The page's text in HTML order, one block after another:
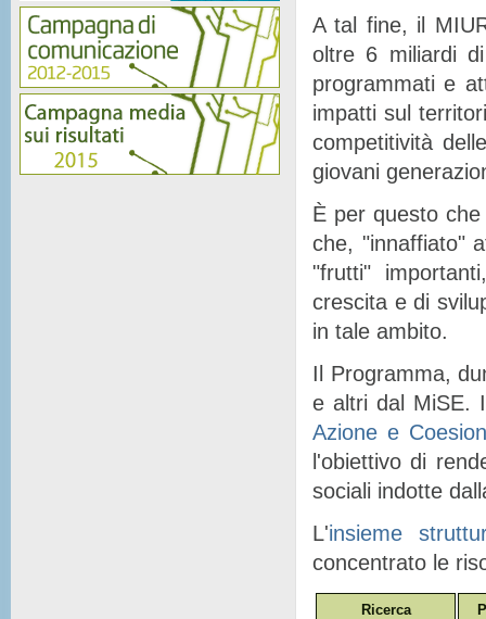
A tal fine, il
oltre 6 miliardi
programmati e
impatti sul
competitività
giovani
È per questo
che, "innaffiato"
"frutti"
crescita e di
in tale ambito.
Il Programma,
e altri dal MiSE.
Azione e
l'obiettivo di
sociali indotte
L'insieme
concentrato le
Ricerca